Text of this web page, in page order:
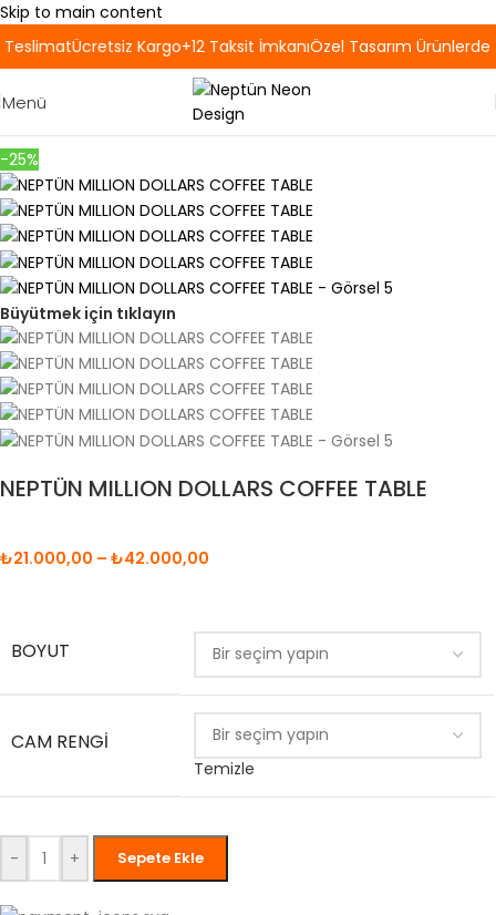
Skip to main content
Ücretsiz Kargo+12 Taksit İmkanıÖzel Tasarım Ürünlerde
Menü
-25%
Büyütmek için tıklayın
NEPTÜN MILLION DOLLARS COFFEE TABLE
₺21.000,00 – ₺42.000,00
BOYUT
CAM RENGI
Temizle
- + Sepete Ekle